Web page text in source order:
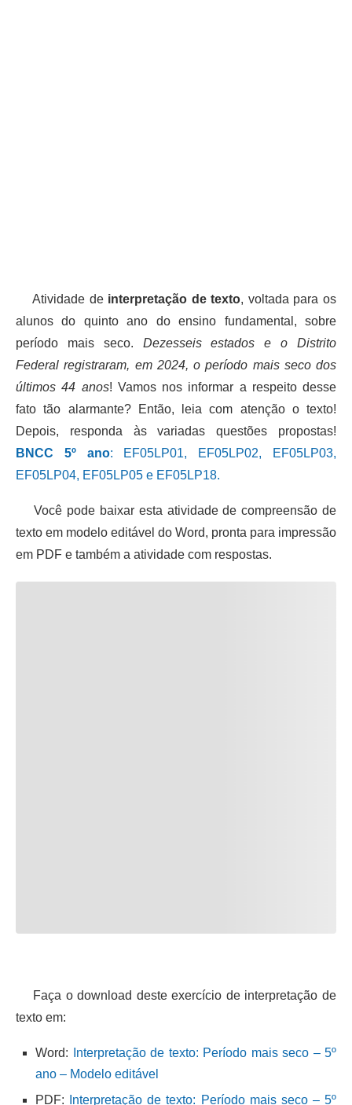
Atividade deinterpretação de texto, voltada para os
alunos do quinto ano do ensino fundamental, sobre
período mais seco. Dezesseis estados e o Distrito
Federal registraram, em 2024, o período mais seco dos
últimos 44 anos! Vamos nos informar a respeito desse
fato tão alarmante? Então, leia com atenção o texto!
Depois, responda às variadas questões propostas!
BNCC 5º ano: EF05LP01, EF05LP02, EF05LP03,
EF05LP04, EF05LP05 e EF05LP18.
Você pode baixar esta atividade de compreensão de
texto em modelo editável do Word, pronta para impressão
em PDF e também a atividade com respostas.
Faça o download deste exercício de interpretação de
texto em:
Word:
Interpretação de texto: Período mais seco – 5º
ano – Modelo editável
PDF:
Interpretação de texto: Período mais seco – 5º